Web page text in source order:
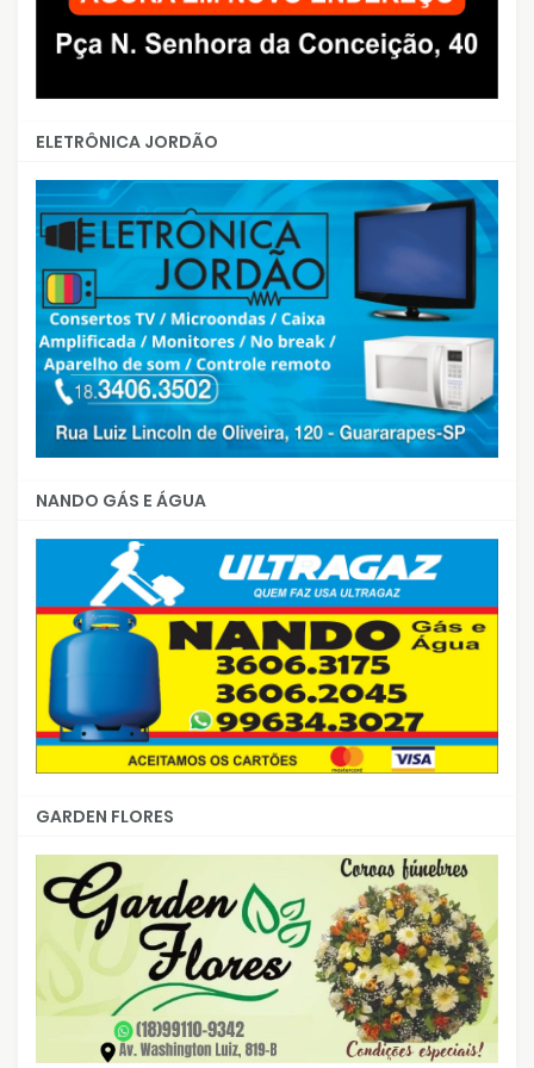
ELETRÔNICA JORDÃO
NANDO GÁS E ÁGUA
GARDEN FLORES